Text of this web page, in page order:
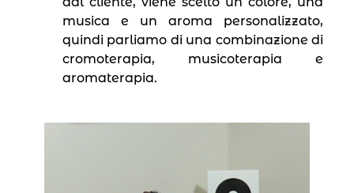
musica e un aroma personalizzato,
quindi parliamo di una combinazione di
cromoterapia, musicoterapia e
aromaterapia.